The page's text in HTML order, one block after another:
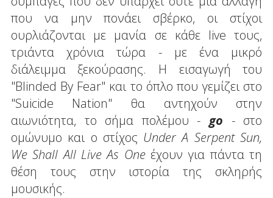
που να μην πονάει σβέρκο, οι στίχοι
ουρλιάζονται με μανία σε κάθε live τους,
τριάντα χρόνια τώρα - με ένα μικρό
διάλειμμα ξεκούρασης. Η εισαγωγή του
"Blinded By Fear" και το όπλο που γεμίζει στο
"Suicide Nation" θα αντηχούν στην
αιωνιότητα, το σήμα πολέμου - go - στο
ομώνυμο και ο στίχος Under A Serpent Sun,
We Shall All Live As One έχουν για πάντα τη
θέση τους στην ιστορία της σκληρής
μουσικής.